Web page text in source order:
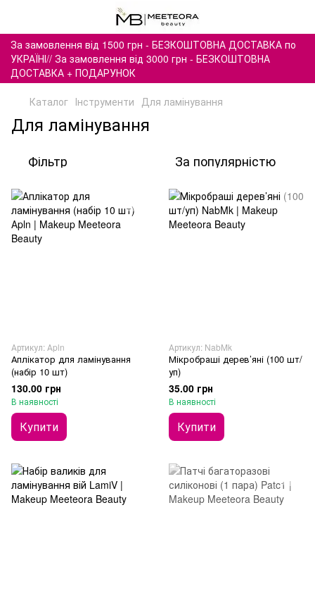
За замовлення від 1500 грн - БЕЗКОШТОВНА ДОСТАВКА по
УКРАЇНІ// За замовлення від 3000 грн - БЕЗКОШТОВНА
ДОСТАВКА + ПОДАРУНОК
Каталог Інструменти Для ламінування
Для ламінування
Фільтр За популярністю
Артикул: Аpln
Аплікатор для ламінування
(набір 10 шт)
130.00 грн
В наявності
Купити
Артикул: NabMk
Мікробраші дерев’яні (100 шт/
уп)
35.00 грн
В наявності
Купити